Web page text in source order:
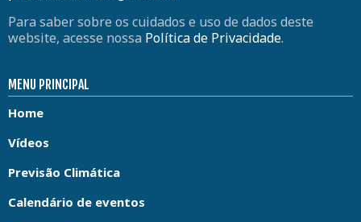
Para saber sobre os cuidados e uso de dados deste
website, acesse nossa Política de Privacidade.
MENU PRINCIPAL
Home
Vídeos
Previsão Climática
Calendário de eventos